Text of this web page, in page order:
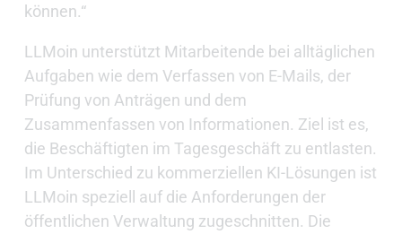
können.“
LLMoin unterstützt Mitarbeitende bei alltäglichen
Aufgaben wie dem Verfassen von E-Mails, der
Prüfung von Anträgen und dem
Zusammenfassen von Informationen. Ziel ist es,
die Beschäftigten im Tagesgeschäft zu entlasten.
Im Unterschied zu kommerziellen KI-Lösungen ist
LLMoin speziell auf die Anforderungen der
öffentlichen Verwaltung zugeschnitten. Die